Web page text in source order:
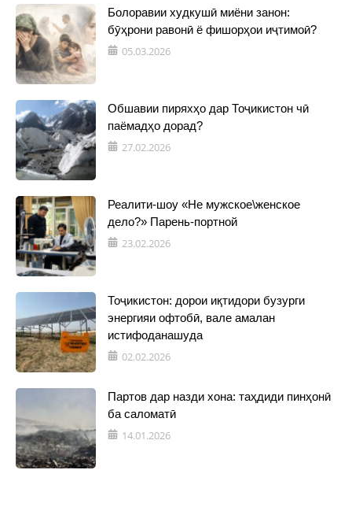
Болоравии худкушӣ миёни занон:
бӯҳрони равонӣ ё фишорҳои иҷтимоӣ?
05.03.2026
Обшавии пиряхҳо дар Тоҷикистон чӣ
паёмадҳо дорад?
27.02.2026
Реалити-шоу «Не мужское\женское
дело?» Парень-портной
23.02.2026
Тоҷикистон: дорои иқтидори бузурги
энергияи офтобӣ, вале амалан
истифоданашуда
02.02.2026
Партов дар назди хона: таҳдиди пинҳонӣ
ба саломатӣ
14.01.2026